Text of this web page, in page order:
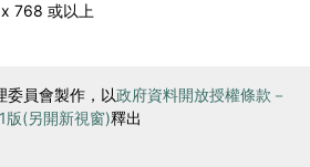
768 或以上
委員會製作，以政府資料開放授權條款－
版(另開新視窗)釋出